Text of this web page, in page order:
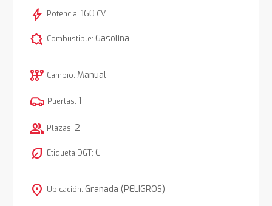
bolt Potencia: 160 CV
comic_bubble Combustible: Gasolina
auto_transmission Cambio: Manual
Puertas: 1
group Plazas: 2
nest_eco_leaf Etiqueta DGT: C
location_on Ubicación: Granada (PELIGROS)